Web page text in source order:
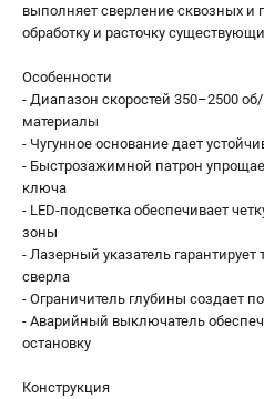
выполняет сверление сквозных и
обработку и расточку
Особенности
- Диапазон скоростей 350–2500
материалы
- Чугунное основание дает
- Быстрозажимной патрон
ключа
- LED-подсветка обеспечивает
зоны
- Лазерный указатель
сверла
- Ограничитель глубины создает
- Аварийный выключатель
остановку
Конструкция